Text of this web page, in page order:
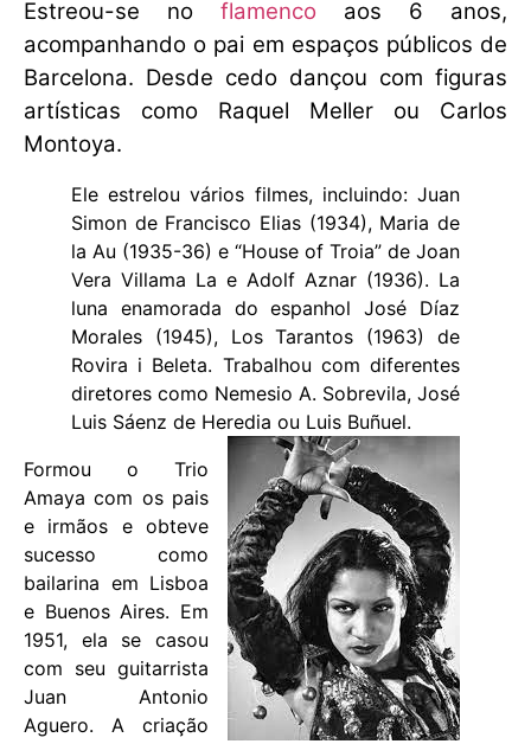
Estreou-se no flamenco aos 6 anos,
acompanhando o pai em espaços públicos de
Barcelona. Desde cedo dançou com figuras
artísticas como Raquel Meller ou Carlos
Montoya.
Ele estrelou vários filmes, incluindo: Juan
Simon de Francisco Elias (1934), Maria de
la Au (1935-36) e “House of Troia” de Joan
Vera Villama La e Adolf Aznar (1936). La
luna enamorada do espanhol José Díaz
Morales (1945), Los Tarantos (1963) de
Rovira i Beleta. Trabalhou com diferentes
diretores como Nemesio A. Sobrevila, José
Luis Sáenz de Heredia ou Luis Buñuel.
Formou o Trio
Amaya com os pais
e irmãos e obteve
sucesso como
bailarina em Lisboa
e Buenos Aires. Em
1951, ela se casou
com seu guitarrista
Juan Antonio
Aguero. A criação